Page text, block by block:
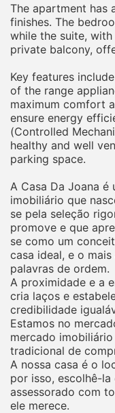
The apartment has
finishes. The
while the suite,
private balcony,
Key features
of the range
maximum comfort
ensure energy
(Controlled
healthy and well
parking space.
A Casa Da Joana é
imobiliário que
se pela seleção
promove e que
se como um
casa ideal, e o
palavras de ordem.
A proximidade e a
cria laços e
credibilidade
Estamos no
mercado
tradicional de
A nossa casa é o
por isso, escolhê-
assessorado com
ele merece.